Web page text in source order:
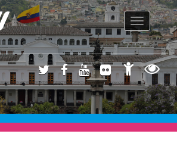
Toggle
navigation